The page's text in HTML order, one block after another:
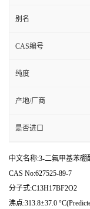
别名
CAS编号
纯度
产地/厂商
是否进口
中文名称:3-二氟甲基苯硼
CAS No:627525-89-7
分子式:C13H17BF2O2
沸点:313.8±37.0